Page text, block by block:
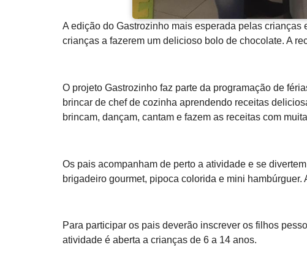
A edição do Gastrozinho mais esperada pelas
crianças a fazerem um delicioso bolo de chocolate. A
O projeto Gastrozinho faz parte da programação de
brincar de chef de cozinha aprendendo receitas
brincam, dançam, cantam e fazem as receitas com
Os pais acompanham de perto a atividade e se
brigadeiro gourmet, pipoca colorida e mini
Para participar os pais deverão inscrever os filhos
atividade é aberta a crianças de 6 a 14 anos.